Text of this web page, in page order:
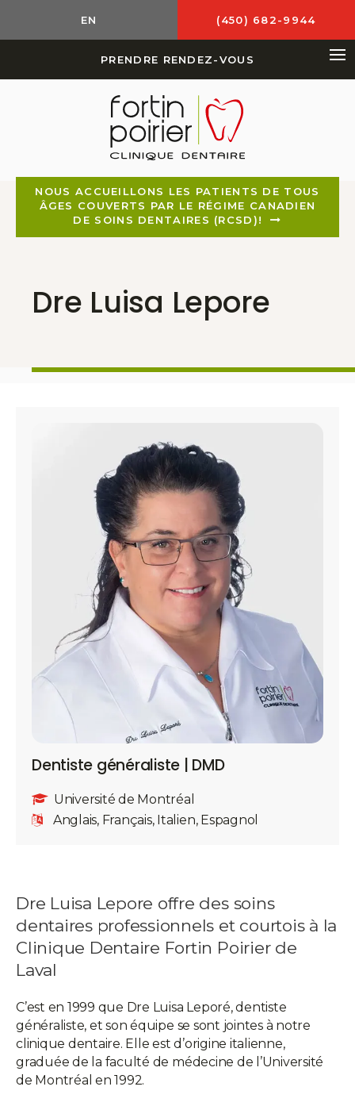
EN (450) 682-9944
PRENDRE RENDEZ-VOUS
NOUS ACCUEILLONS LES PATIENTS DE TOUS
ÂGES COUVERTS PAR LE RÉGIME CANADIEN
DE SOINS DENTAIRES (RCSD)!
Dre Luisa Lepore
Dentiste généraliste | DMD
Université de Montréal
Anglais, Français, Italien, Espagnol
Dre Luisa Lepore offre des soins
dentaires professionnels et courtois à la
Clinique Dentaire Fortin Poirier de
Laval
C’est en 1999 que Dre Luisa Leporé, dentiste
généraliste, et son équipe se sont jointes à notre
clinique dentaire. Elle est d’origine italienne,
graduée de la faculté de médecine de l’Université
de Montréal en 1992.